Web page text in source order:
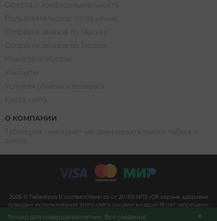
Только для совершеннолетних. Все сведения,
О КОМПАНИИ
2026 © Табакерка В соответствии со ст. 20 ФЗ №15 «Об охране здоровья
граждан» использование этого сайта лицами младше 18 лет запрещено.